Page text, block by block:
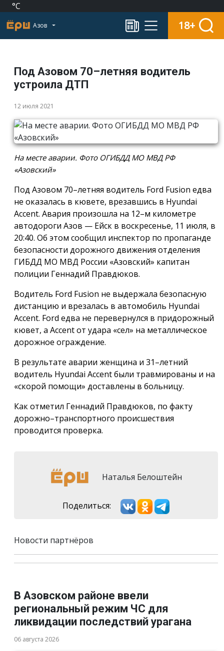
°C
Азов 18+
Под Азовом 70–летняя водитель
устроила ДТП
12 июля 2021
На месте аварии. Фото ОГИБДД МО МВД РФ
«Азовский»
Под Азовом 70–летняя водитель Ford Fusion едва
не оказалась в кювете, врезавшись в Hyundai
Accent. Авария произошла на 12–м километре
автодороги Азов — Ейск в воскресенье, 11 июля, в
20:40. Об этом сообщил инспектор по пропаганде
безопасности дорожного движения отделения
ГИБДД МО МВД России «Азовский» капитан
полиции Геннадий Правдюков.
Водитель Ford Fusion не выдержала безопасную
дистанцию и врезалась в автомобиль Hyundai
Accent. Ford едва не перевернулся в придорожный
кювет, а Accent от удара «сел» на металлическое
дорожное ограждение.
В результате аварии женщина и 31–летний
водитель Hyundai Accent были травмированы и на
«скорой помощи» доставлены в больницу.
Как отметил Геннадий Правдюков, по факту
дорожно–транспортного происшествия
проводится проверка.
Наталья Белоштейн
Поделиться:
Новости партнёров
В Азовском районе ввели
региональный режим ЧС для
ликвидации последствий урагана
06 августа 2026